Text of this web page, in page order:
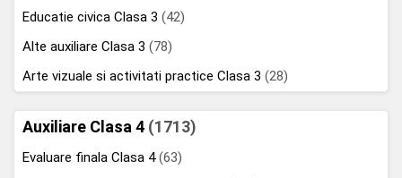
Educatie civica Clasa 3 (42)
Alte auxiliare Clasa 3 (78)
Arte vizuale si activitati practice Clasa 3 (28)
Auxiliare Clasa 4 (1713)
Evaluare finala Clasa 4(63)